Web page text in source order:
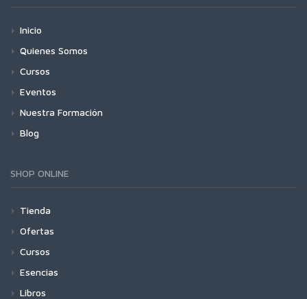
Inicio
Quienes Somos
Cursos
Eventos
Nuestra Formación
Blog
SHOP ONLINE
Tienda
Ofertas
Cursos
Esencias
Libros